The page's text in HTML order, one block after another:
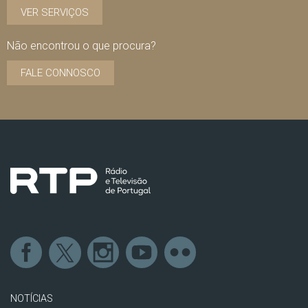
VER SERVIÇOS
Não encontrou o que procura?
FALE CONNOSCO
NOTÍCIAS